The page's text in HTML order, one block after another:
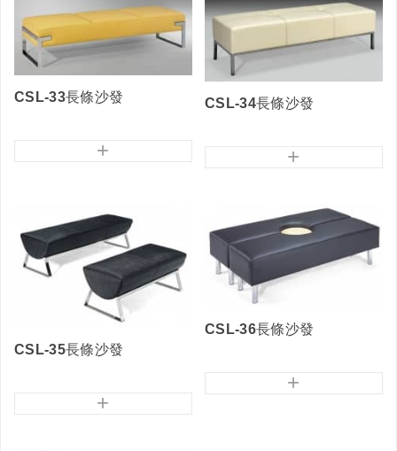
CSL-33長條沙發
+
CSL-34長條沙發
+
CSL-35長條沙發
+
CSL-36長條沙發
+